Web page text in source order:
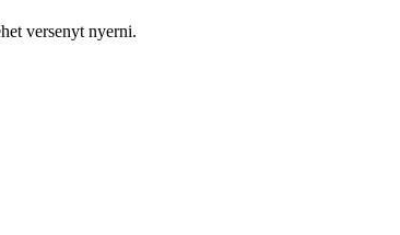
versenyt nyerni.